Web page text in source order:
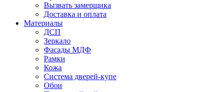
Вызвать замерщика
Доставка и оплата
Материалы
ДСП
Зеркало
Фасады МДФ
Рамки
Кожа
Система дверей-купе
Обои